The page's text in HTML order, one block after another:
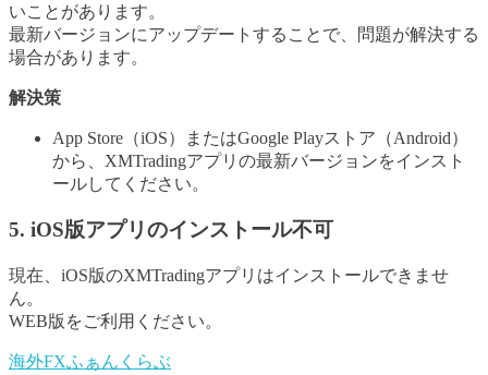
いことがあります。
最新バージョンにアップデートすることで、問題が解決する
場合があります。
解決策
App Store（iOS）またはGoogle Playストア（Android）
から、XMTradingアプリの最新バージョンをインスト
ールしてください。
5. iOS版アプリのインストール不可
現在、iOS版のXMTradingアプリはインストールできませ
ん。
WEB版をご利用ください。
海外FXふぁんくらぶ